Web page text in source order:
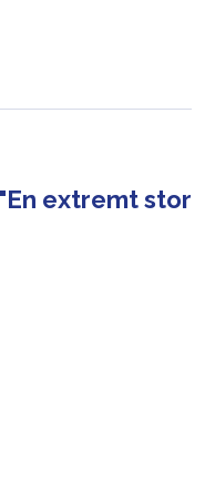
extremt stor